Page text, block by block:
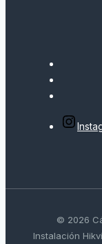
© 2026
Instalación